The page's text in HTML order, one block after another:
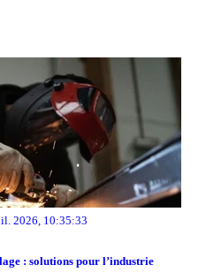
2026, 10:35:33
: solutions pour l’industrie